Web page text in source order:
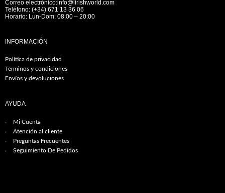
Correo electrónico:info@lirishworld.com
Teléfono: (+34) 671 13 36 06
Horario: Lun-Dom: 08:00 – 20:00
INFORMACIÓN
Política de privacidad
Términos y condiciones
Envíos y devoluciones
AYUDA
Mi Cuenta
Atención al cliente
Preguntas Frecuentes
Seguimiento De Pedidos